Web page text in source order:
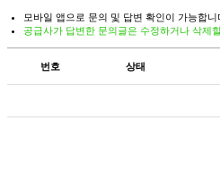
모바일 앱으로 문의 및 답변 확인이 가능합니
공급사가 답변한 문의글은 수정하거나 삭제
번호 상태